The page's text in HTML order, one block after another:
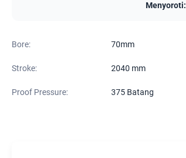
Menyoroti:
Bore: 70mm
Stroke: 2040 mm
Proof Pressure: 375 Batang